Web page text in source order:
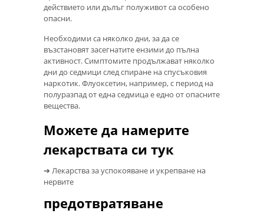
действието или дълъг полуживот са особено
опасни.
Необходими са няколко дни, за да се
възстановят засегнатите ензими до пълна
активност. Симптомите продължават няколко
дни до седмици след спиране на спусъковия
наркотик. Флуоксетин, например, с период на
полуразпад от една седмица е едно от опасните
вещества.
Можете да намерите
лекарствата си тук
➔ Лекарства за успокояване и укрепване на
нервите
предотвратяване